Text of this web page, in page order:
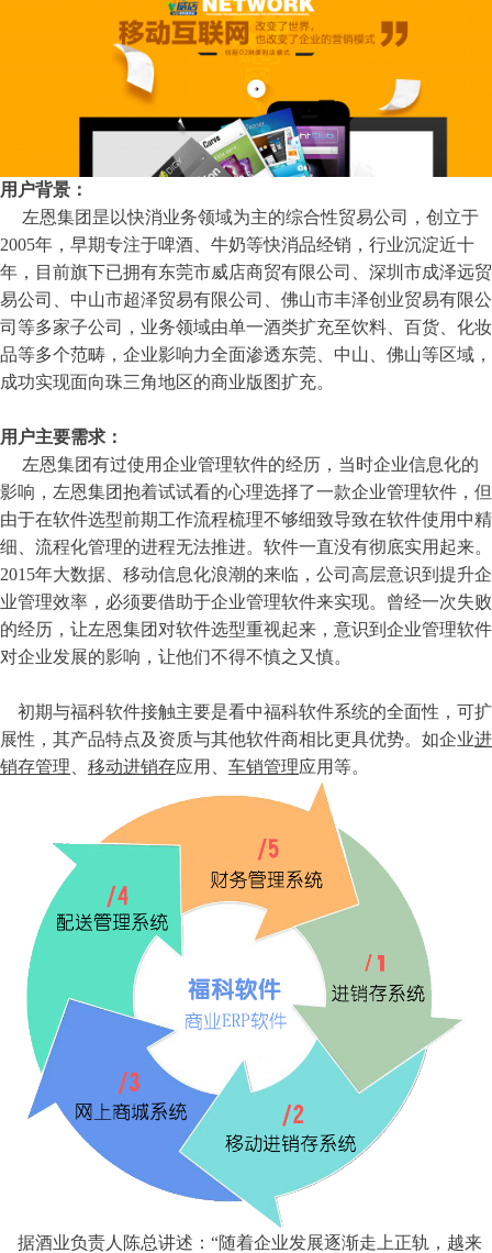
用户背景：
左恩集团昰以快消业务领域为主的综合性贸易公司，创立于
2005年，早期专注于啤酒、牛奶等快消品经销，行业沉淀近十
年，目前旗下已拥有东莞市威店商贸有限公司、深圳市成泽远贸
易公司、中山市超泽贸易有限公司、佛山市丰泽创业贸易有限公
司等多家子公司，业务领域由单一酒类扩充至饮料、百货、化妆
品等多个范畴，企业影响力全面渗透东莞、中山、佛山等区域，
成功实现面向珠三角地区的商业版图扩充。
用户主要需求：
左恩集团有过使用企业管理软件的经历，当时企业信息化的
影响，左恩集团抱着试试看的心理选择了一款企业管理软件，但
由于在软件选型前期工作流程梳理不够细致导致在软件使用中精
细、流程化管理的进程无法推进。软件一直没有彻底实用起来。
2015年大数据、移动信息化浪潮的来临，公司高层意识到提升企
业管理效率，必须要借助于企业管理软件来实现。曾经一次失败
的经历，让左恩集团对软件选型重视起来，意识到企业管理软件
对企业发展的影响，让他们不得不慎之又慎。
初期与福科软件接触主要是看中福科软件系统的全面性，可扩
展性，其产品特点及资质与其他软件商相比更具优势。如企业进
销存管理
移动进销存应用、 车销管理应用等。
据酒业负责人陈总讲述：“随着企业发展逐渐走上正轨，越来